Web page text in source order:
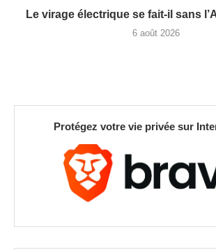
Le virage électrique se fait-il sans
6 août 2026
Protégez votre vie privée sur